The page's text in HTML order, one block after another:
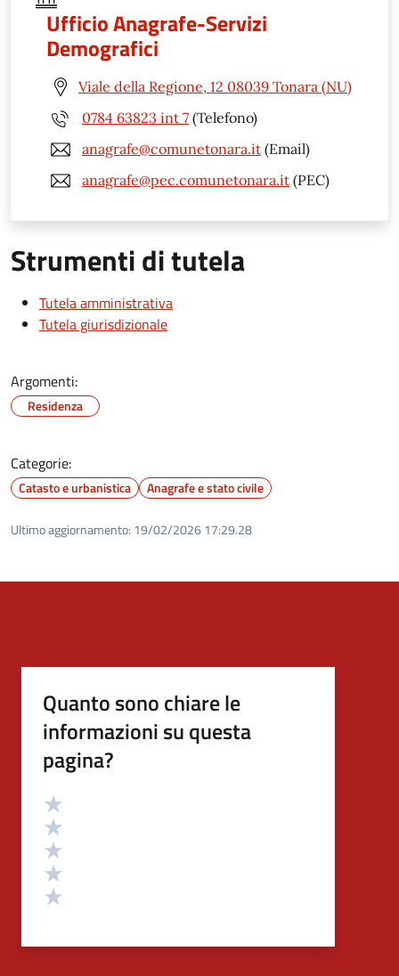
Ufficio Anagrafe-Servizi
Demografici
Viale della Regione, 12 08039 Tonara (NU)
0784 63823 int 7 (Telefono)
anagrafe@comunetonara.it (Email)
anagrafe@pec.comunetonara.it (PEC)
Strumenti di tutela
Tutela amministrativa
Tutela giurisdizionale
Argomenti:
Residenza
Categorie:
Catasto e urbanistica Anagrafe e stato civile
Ultimo aggiornamento: 19/02/2026 17:29.28
Quanto sono chiare le
informazioni su questa
pagina?
Valutazione